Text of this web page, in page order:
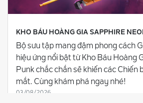
KHO BÁU HOÀNG GIA SAPPHIRE
Bộ sưu tập mang đậm phong cách
hiệu ứng nổi bật từ Kho Báu Hoàng
Punk chắc chắn sẽ khiến các Chiến
mắt. Cùng khám phá ngay nhé!
03/08/2026